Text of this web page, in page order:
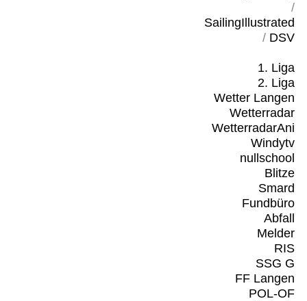
/
SailingIllustrated
/ DSV
1. Liga
2. Liga
Wetter Langen
Wetterradar
WetterradarAni
Windytv
nullschool
Blitze
Smard
Fundbüro
Abfall
Melder
RIS
SSG G
FF Langen
POL-OF